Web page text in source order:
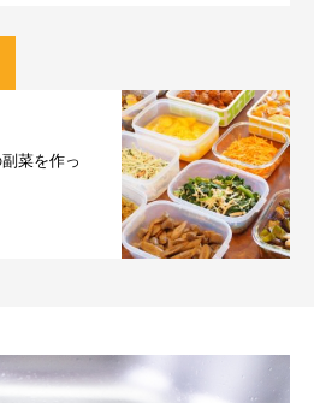
菜を作っ